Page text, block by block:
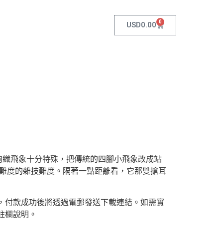
USD0.00 0
織飛象十分特殊，把傳統的四腳小飛象改成站
度的雜技難度。隔著一點距離看，它那雙搶耳
付款成功後將透過電郵發送下載連結。如需實
欄說明。